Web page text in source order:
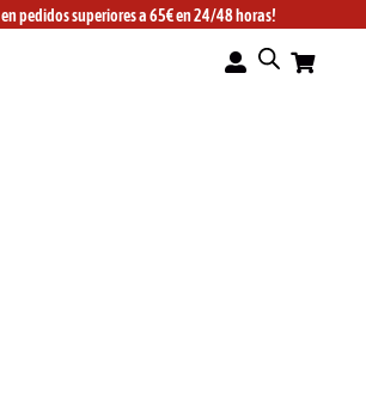
en pedidos superiores a 65€ en 24/48 horas!